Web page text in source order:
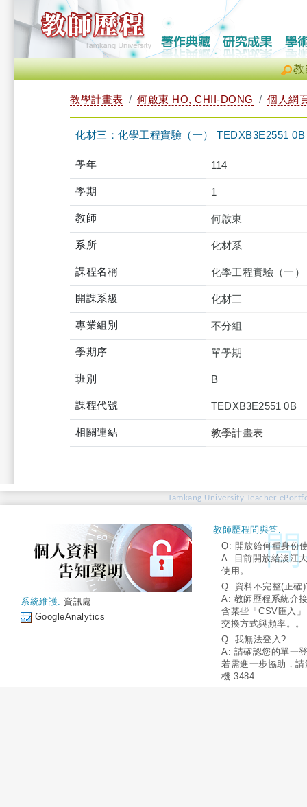
教
教學計畫表 何啟東 HO, CHII-DONG 個人網
化材三：化學工程實驗（一） TEDXB3E2551 0B
學年 114
學期 1
教師 何啟東
系所 化材系
課程名稱 化學工程實驗（一）
開課系級 化材三
專業組別 不分組
學期序 單學期
班別 B
課程代號 TEDXB3E2551 0B
相關連結 教學計畫表
Tamkang University Teacher
系統維護: 資訊處
GoogleAnalytics
教師歷程問與答:
Q: 開放給何種身份
A: 目前開放給淡江
使用。
Q: 資料不完整(正確
A: 教師歷程系統介
含某些「CSV匯入
交換方式與頻率。。
Q: 我無法登入?
A: 請確認您的單一
若需進一步協助，
機:3484